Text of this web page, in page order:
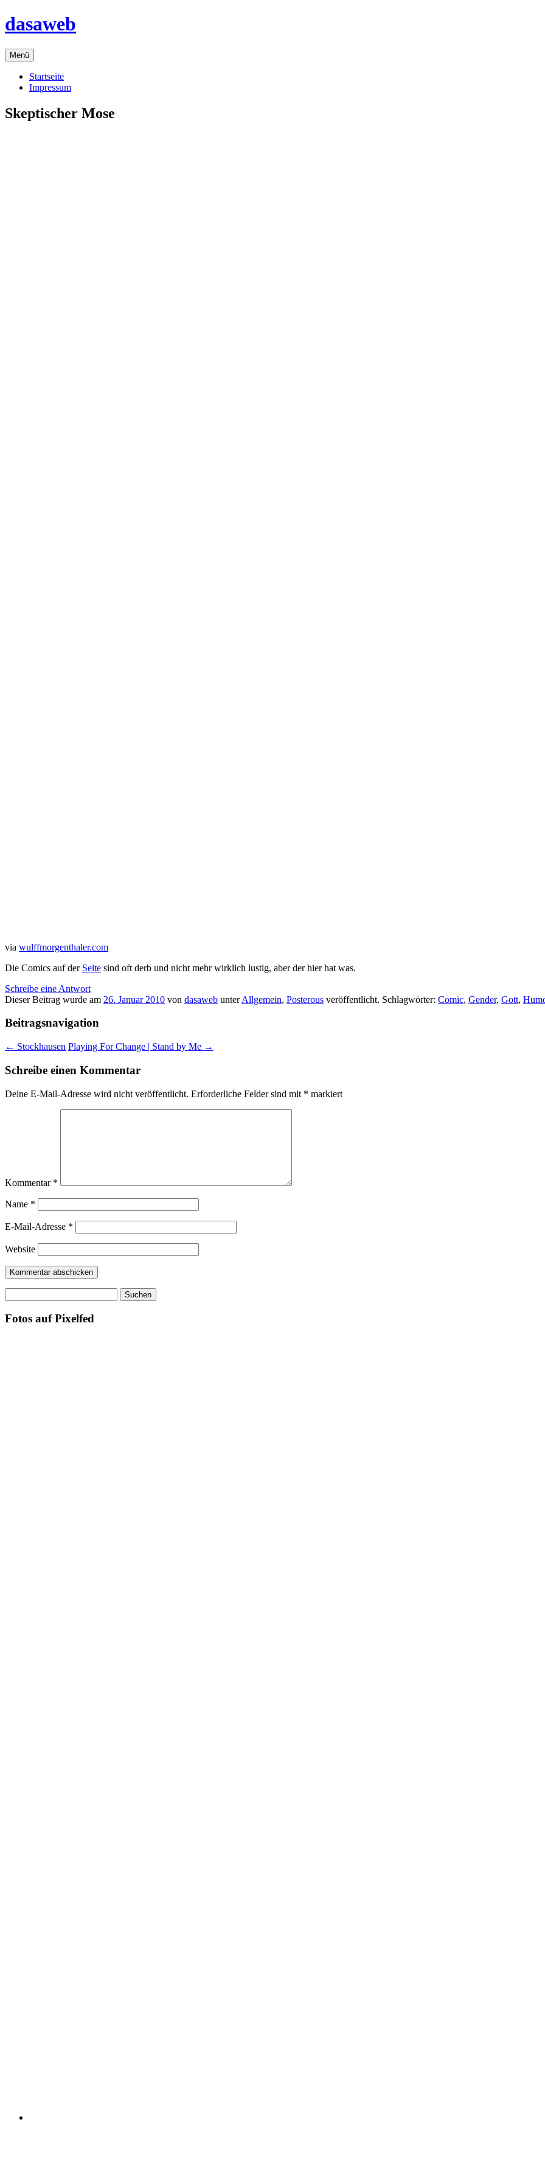
Zum
Inhalt
dasaweb
Menü
Startseite
Impressum
Skeptischer Mose
via wulffmorgenthaler.com
Die Comics auf der Seite sind oft derb und nicht mehr wirklich lustig, aber der hier hat was.
Schreibe eine Antwort
Dieser Beitrag wurde am 26. Januar 2010 von dasaweb unterAllgemein, Posterous veröffentlicht. Schlagwörter: Comic, Gender, Gott,
Beitragsnavigation
← Stockhausen Playing For Change | Stand by Me →
Schreibe einen Kommentar
Deine E-Mail-Adresse wird nicht veröffentlicht. Erforderliche Felder sind mit * markiert
Kommentar *
Name *
E-Mail-Adresse *
Website
nach:
Fotos auf Pixelfed